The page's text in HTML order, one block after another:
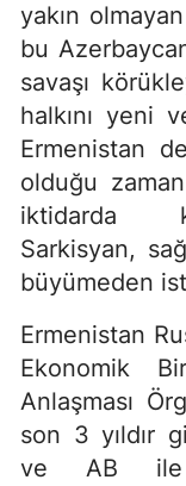
yakın
bu
savaşı
halkını yeni
Ermenistan
olduğu
iktidarda
Sarkisyan,
büyümeden
Ermenistan
Ekonomik
Anlaşması
son 3 yıldır
ve AB ile